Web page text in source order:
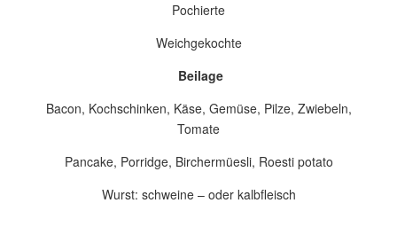
Pochierte
Weichgekochte
Beilage
Bacon, Kochschinken, Käse, Gemüse, Pilze, Zwiebeln,
Tomate
Pancake, Porridge, Birchermüesli, Roesti potato
Wurst: schweine – oder kalbfleisch